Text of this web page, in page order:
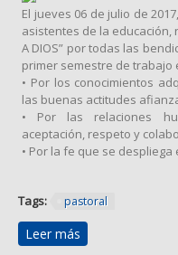
El jueves 06 de julio de
asistentes de la educación,
A DIOS” por todas las
primer semestre de trabajo
• Por los conocimientos
las buenas actitudes
• Por las relaciones
aceptación, respeto y
• Por la fe que se
Tags: pastoral
Leer más
2017